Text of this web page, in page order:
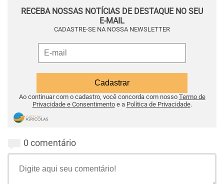
RECEBA NOSSAS NOTÍCIAS DE DESTAQUE NO SEU
E-MAIL
CADASTRE-SE NA NOSSA NEWSLETTER
Ao continuar com o cadastro, você concorda com nosso Termo de
Privacidade e Consentimentoe a Política de Privacidade.
0 comentário